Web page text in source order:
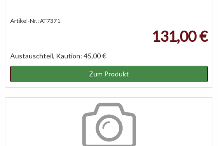
Artikel-Nr.: AT7371
131,00 €
Austauschteil, Kaution: 45,00 €
Zum Produkt